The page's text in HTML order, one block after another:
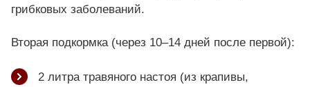
грибковых заболеваний.
Вторая подкормка (через 10–14 дней после первой):
2 литра травяного настоя (из крапивы,